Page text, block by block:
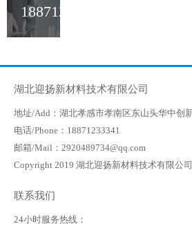
18871233341
湖北迎扬新材料技术有限公司
地址/Add：湖北孝感市孝南区东山头华中创
电话/Phone：18871233341
邮箱/Mail：2920489734@qq.com
Copyright 2019 湖北迎扬新材料技术有限公司
联系我们
24小时服务热线：